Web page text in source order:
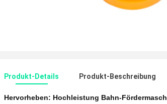
Produkt-Details Produkt-Beschreibung
Hervorheben: Hochleistung Bahn-